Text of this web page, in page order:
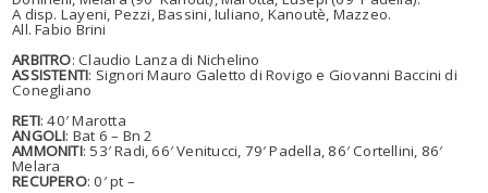
A disp. Layeni, Pezzi, Bassini, Iuliano, Kanoutè, Mazzeo.
All. Fabio Brini
ARBITRO:Claudio Lanza di Nichelino
ASSISTENTI: Signori Mauro Galetto di Rovigo e Giovanni Baccini di
Conegliano
RETI: 40′ Marotta
ANGOLI: Bat 6 – Bn 2
AMMONITI: 53′ Radi, 66′ Venitucci, 79′ Padella, 86′ Cortellini, 86′
Melara
RECUPERO: 0′ pt –